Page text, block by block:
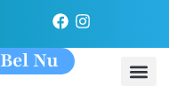
Bel Nu